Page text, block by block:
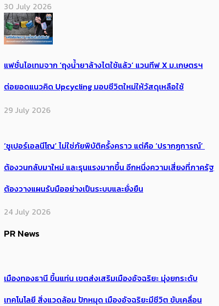
30 July 2026
แฟชั่นไอเทมจาก ‘ถุงน้ำยาล้างไตใช้แล้ว’ แวนทีฟ X ม.เกษตรฯ
ต่อยอดแนวคิด Upcycling มอบชีวิตใหม่ให้วัสดุเหลือใช้
29 July 2026
‘ซูเปอร์เอลนีโญ’ ไม่ใช่ภัยพิบัติครั้งคราว แต่คือ ‘ปรากฏการณ์’ ​
ต้อง​วนกลับมาใหม่ และรุนแรงมากขึ้น อีกหนึ่งความเสี่ยงที่ภาครัฐ
ต้องวางแผนรับมืออย่างเป็นระบบและยั่งยืน
24 July 2026
PR News
เมืองทองธานี ขึ้นแท่น เขตส่งเสริมเมืองอัจฉริยะ มุ่งยกระดับ
เทคโนโลยี สิ่งแวดล้อม ปักหมุด เมืองอัจฉริยะมีชีวิต ขับเคลื่อน